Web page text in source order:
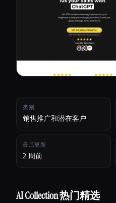
Esc
类别
销售推广和潜在客户
最后更新
2 周前
AI Collection 热门精选